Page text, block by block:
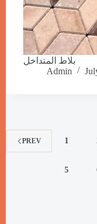
بلاط المتداخل
Admin
PREV 1
5